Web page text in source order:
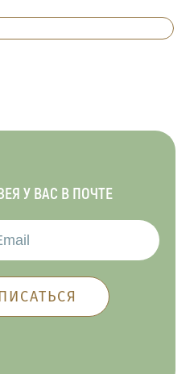
У ВАС В ПОЧТЕ